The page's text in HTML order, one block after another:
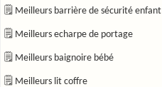
🗒 Meilleurs barrière de sécurité enfant
🗒 Meilleurs echarpe de portage
🗒 Meilleurs baignoire bébé
🗒 Meilleurs lit coffre